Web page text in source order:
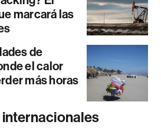
marcará las
de
el calor
más horas